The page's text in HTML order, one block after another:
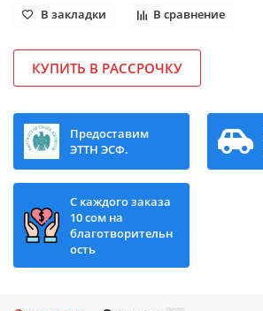
В закладки В сравнение
КУПИТЬ В РАССРОЧКУ
Предоставим
ЭТТН ЭСФ.
С каждого заказа
10 сом на
благотворительн
ость